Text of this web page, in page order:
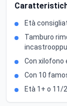
Età
Tamburo
Con xilofono
Con 10
Età 1+ o 11/